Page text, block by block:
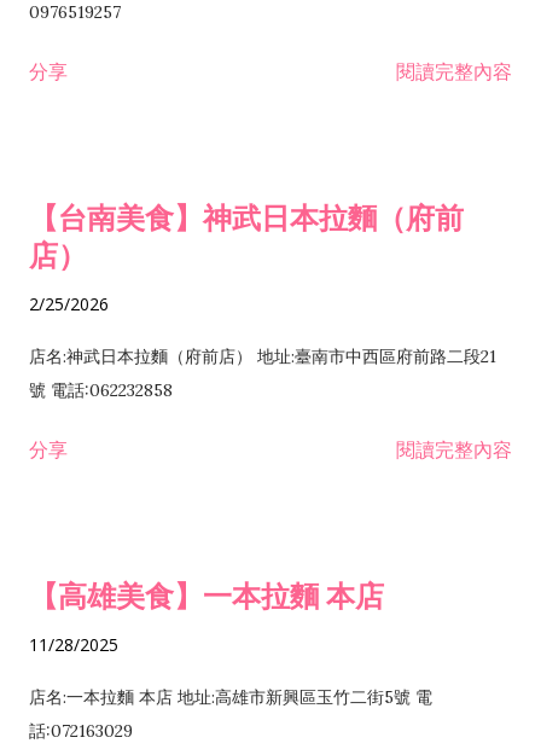
0976519257
分享 閱讀完整內容
【台南美食】神武日本拉麵（府前
店）
2/25/2026
店名:神武日本拉麵（府前店） 地址:臺南市中西區府前路二段21
號 電話:062232858
分享 閱讀完整內容
【高雄美食】一本拉麵 本店
11/28/2025
店名:一本拉麵 本店 地址:高雄市新興區玉竹二街5號 電
話:072163029